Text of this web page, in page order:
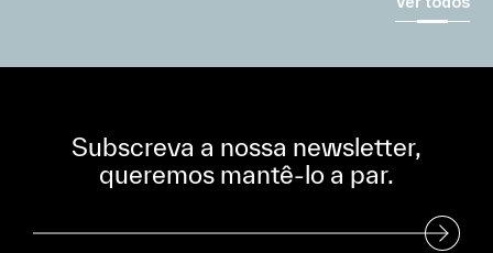
Subscreva a nossa newsletter,
queremos mantê-lo a par.
Subscreva a nossa Newsletter